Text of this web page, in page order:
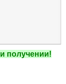
получении!